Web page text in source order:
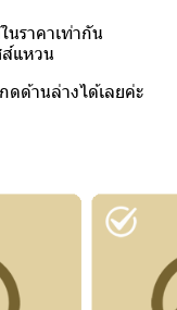
นราคาเท่ากัน
แหวน
ดด้านล่างได้เลยค่ะ